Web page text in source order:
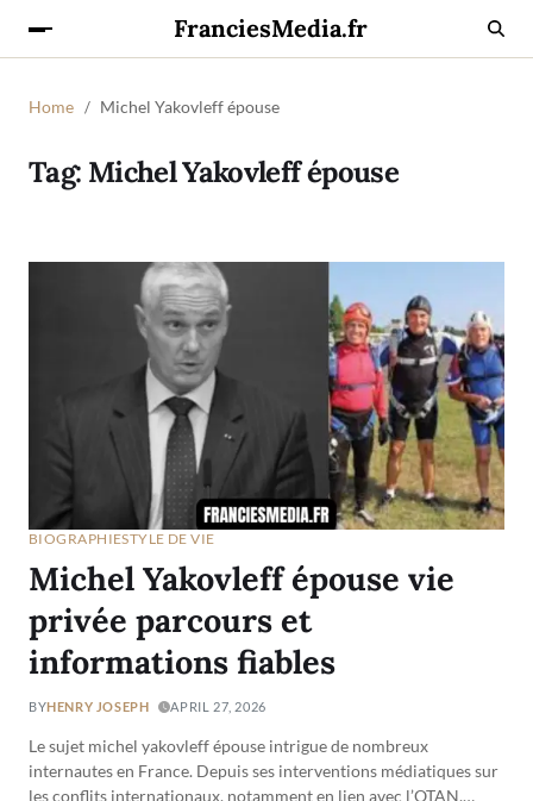
FranciesMedia.fr
Home Michel Yakovleff épouse
Tag: Michel Yakovleff épouse
BIOGRAPHIESTYLE DE VIE
Michel Yakovleff épouse vie
privée parcours et
informations fiables
BYHENRY JOSEPH APRIL 27, 2026
Le sujet michel yakovleff épouse intrigue de nombreux
internautes en France. Depuis ses interventions médiatiques sur
les conflits internationaux, notamment en lien avec l’OTAN,…